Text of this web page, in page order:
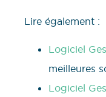
Lire également :
Logiciel
meilleures
Logiciel